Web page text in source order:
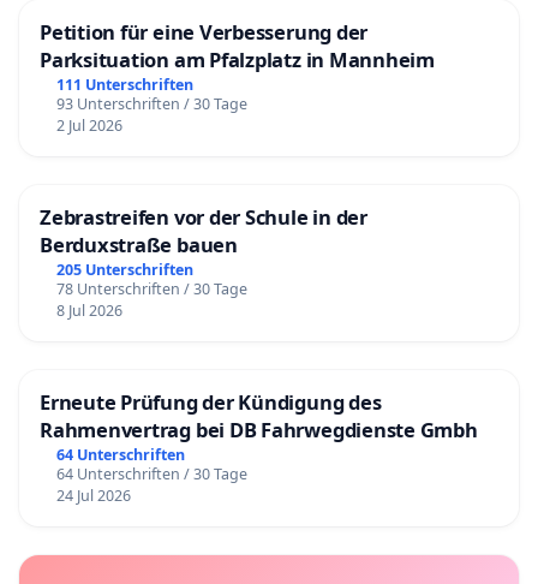
Petition für eine Verbesserung der
Parksituation am Pfalzplatz in Mannheim
111 Unterschriften
93 Unterschriften / 30 Tage
2 Jul 2026
Zebrastreifen vor der Schule in der
Berduxstraße bauen
205 Unterschriften
78 Unterschriften / 30 Tage
8 Jul 2026
Erneute Prüfung der Kündigung des
Rahmenvertrag bei DB Fahrwegdienste Gmbh
64 Unterschriften
64 Unterschriften / 30 Tage
24 Jul 2026